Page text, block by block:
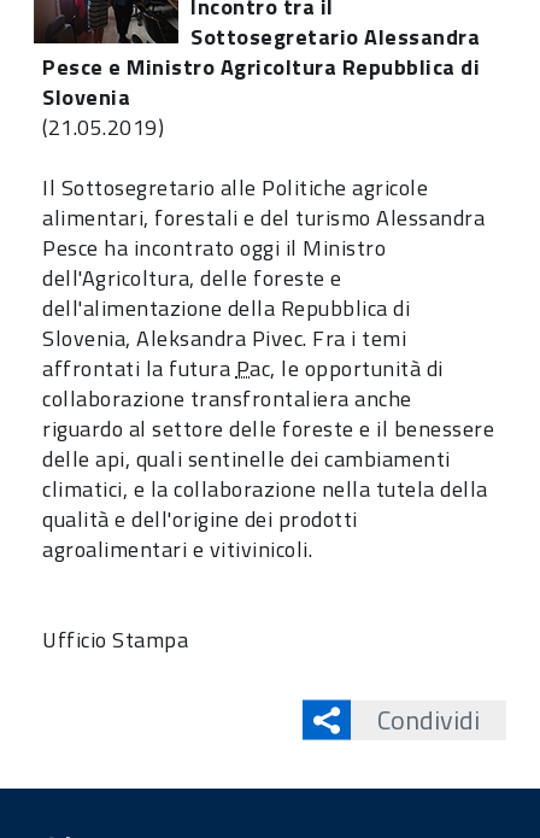
Incontro tra il
Sottosegretario Alessandra
Pesce e Ministro Agricoltura Repubblica di
Slovenia
(21.05.2019)
Il Sottosegretario alle Politiche agricole
alimentari, forestali e del turismo Alessandra
Pesce ha incontrato oggi il Ministro
dell'Agricoltura, delle foreste e
dell'alimentazione della Repubblica di
Slovenia, Aleksandra Pivec. Fra i temi
affrontati la futuraPac, le opportunità di
collaborazione transfrontaliera anche
riguardo al settore delle foreste e il benessere
delle api, quali sentinelle dei cambiamenti
climatici, e la collaborazione nella tutela della
qualità e dell'origine dei prodotti
agroalimentari e vitivinicoli.
Ufficio Stampa
Condividi